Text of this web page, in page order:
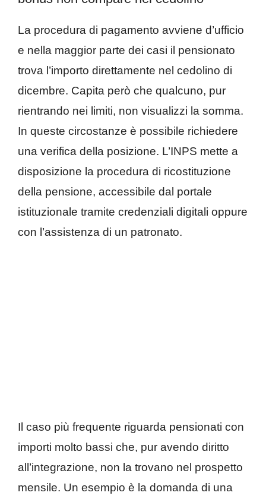
La procedura di pagamento avviene d’ufficio
e nella maggior parte dei casi il pensionato
trova l’importo direttamente nel cedolino di
dicembre. Capita però che qualcuno, pur
rientrando nei limiti, non visualizzi la somma.
In queste circostanze è possibile richiedere
una verifica della posizione. L’INPS mette a
disposizione la procedura di ricostituzione
della pensione, accessibile dal portale
istituzionale tramite credenziali digitali oppure
con l’assistenza di un patronato.
Il caso più frequente riguarda pensionati con
importi molto bassi che, pur avendo diritto
all’integrazione, non la trovano nel prospetto
mensile. Un esempio è la domanda di una